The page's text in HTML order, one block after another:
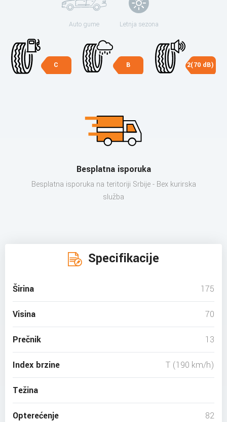
Auto gume Letnja sezona
C B 2(70 dB)
Besplatna isporuka
Besplatna isporuka na teritoriji Srbije - Bex kurirska
služba
Specifikacije
Širina 175
Visina 70
Prečnik 13
Index brzine T (190 km/h)
Težina
Opterećenje 82